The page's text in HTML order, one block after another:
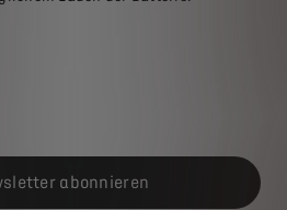
abonnieren